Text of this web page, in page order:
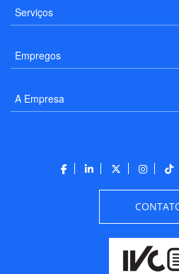
Serviços
Empregos
A Empresa